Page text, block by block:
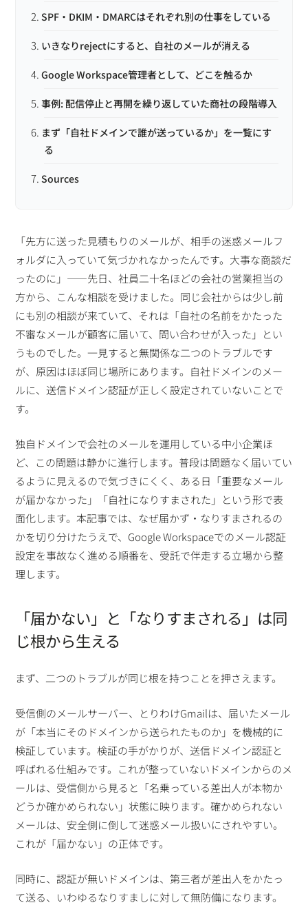
SPF・DKIM・DMARCはそれぞれ別の仕事をしている
いきなりrejectにすると、自社のメールが消える
Google Workspace管理者として、どこを触るか
事例: 配信停止と再開を繰り返していた商社の段階導入
まず「自社ドメインで誰が送っているか」を一覧にす
る
Sources
「先方に送った見積もりのメールが、相手の迷惑メールフ
ォルダに入っていて気づかれなかったんです。大事な商談だ
ったのに」——先日、社員二十名ほどの会社の営業担当の
方から、こんな相談を受けました。同じ会社からは少し前
にも別の相談が来ていて、それは「自社の名前をかたった
不審なメールが顧客に届いて、問い合わせが入った」とい
うものでした。一見すると無関係な二つのトラブルです
が、原因はほぼ同じ場所にあります。自社ドメインのメー
ルに、送信ドメイン認証が正しく設定されていないことで
す。
独自ドメインで会社のメールを運用している中小企業ほ
ど、この問題は静かに進行します。普段は問題なく届いてい
るように見えるので気づきにくく、ある日「重要なメール
が届かなかった」「自社になりすまされた」という形で表
面化します。本記事では、なぜ届かず・なりすまされるの
かを切り分けたうえで、Google Workspaceでのメール認証
設定を事故なく進める順番を、受託で伴走する立場から整
理します。
「届かない」と「なりすまされる」は同
じ根から生える
まず、二つのトラブルが同じ根を持つことを押さえます。
受信側のメールサーバー、とりわけGmailは、届いたメール
が「本当にそのドメインから送られたものか」を機械的に
検証しています。検証の手がかりが、送信ドメイン認証と
呼ばれる仕組みです。これが整っていないドメインからのメ
ールは、受信側から見ると「名乗っている差出人が本物か
どうか確かめられない」状態に映ります。確かめられない
メールは、安全側に倒して迷惑メール扱いにされやすい。
これが「届かない」の正体です。
同時に、認証が無いドメインは、第三者が差出人をかたっ
て送る、いわゆるなりすましに対して無防備になります。